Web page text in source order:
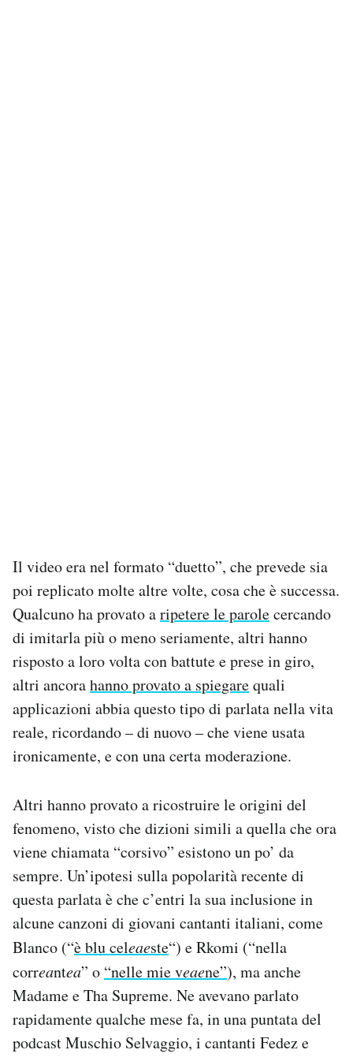
Il video era nel formato “duetto”, che prevede sia
poi replicato molte altre volte, cosa che è successa.
Qualcuno ha provato aripetere le parolecercando
di imitarla più o meno seriamente, altri hanno
risposto a loro volta con battute e prese in giro,
altri ancorahanno provato a spiegarequali
applicazioni abbia questo tipo di parlata nella vita
reale, ricordando – di nuovo – che viene usata
ironicamente, e con una certa moderazione.
Altri hanno provato a ricostruire le origini del
fenomeno, visto che dizioni simili a quella che ora
viene chiamata “corsivo” esistono un po’ da
sempre. Un’ipotesi sulla popolarità recente di
questa parlata è che c’entri la sua inclusione in
alcune canzoni di giovani cantanti italiani, come
Blanco (“è blu celeaeste“) e Rkomi (“nella
correantea” o “nelle mie veaene”), ma anche
Madame e Tha Supreme. Ne avevano parlato
rapidamente qualche mese fa, in una puntata del
podcast Muschio Selvaggio, i cantanti Fedez e